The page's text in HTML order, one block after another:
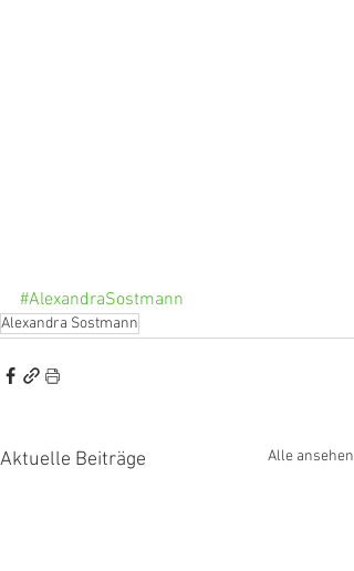
#AlexandraSostmann
Alexandra Sostmann
Aktuelle Beiträge Alle ansehen